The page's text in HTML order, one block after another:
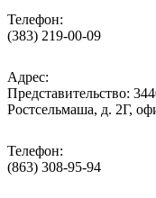
Телефон:
(383) 219-00-09
Адрес:
Представительство:
Ростсельмаша, д. 2Г,
Телефон:
(863) 308-95-94